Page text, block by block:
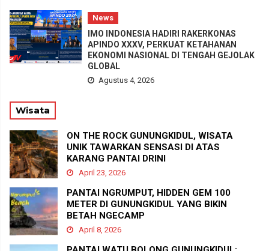
News
IMO INDONESIA HADIRI RAKERKONAS
APINDO XXXV, PERKUAT KETAHANAN
EKONOMI NASIONAL DI TENGAH GEJOLAK
GLOBAL
Agustus 4, 2026
Wisata
ON THE ROCK GUNUNGKIDUL, WISATA
UNIK TAWARKAN SENSASI DI ATAS
KARANG PANTAI DRINI
April 23, 2026
PANTAI NGRUMPUT, HIDDEN GEM 100
METER DI GUNUNGKIDUL YANG BIKIN
BETAH NGECAMP
April 8, 2026